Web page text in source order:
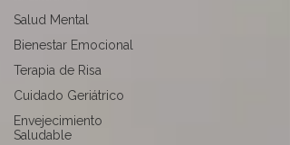
Salud Mental
Bienestar Emocional
Terapia de Risa
Cuidado Geriátrico
Envejecimiento
Saludable